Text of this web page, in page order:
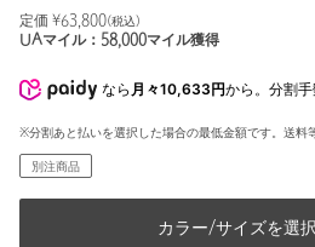
定価 ¥63,800(税込)
UAマイル： 58,000マイル獲得
なら 月々10,633円から。分割
※分割あと払いを選択した場合の最低金額です。送料
別注商品
カラー/サイズを選